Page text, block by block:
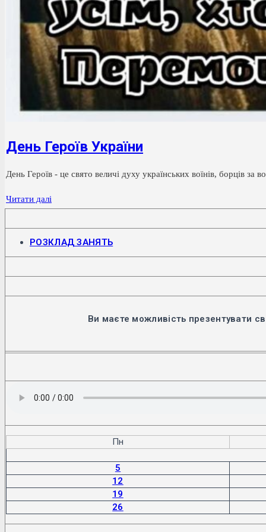
День Героїв України
День Героїв - це свято величі духу українських воїнів, борців
Читати далі
України
РОЗКЛАД ЗАНЯТЬВідкриється
новій
Ви маєте можливість презентувати
Пн
5
12
19
26